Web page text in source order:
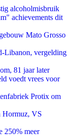
alcoholmisbruik
achievements dit
Mato Grosso
Libanon, vergelding
81 jaar later
voedt vrees voor
Protix om
Hormuz, VS
250% meer